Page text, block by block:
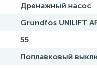
Дренажный насос
Grundfos UNILIFT
55
Поплавковый